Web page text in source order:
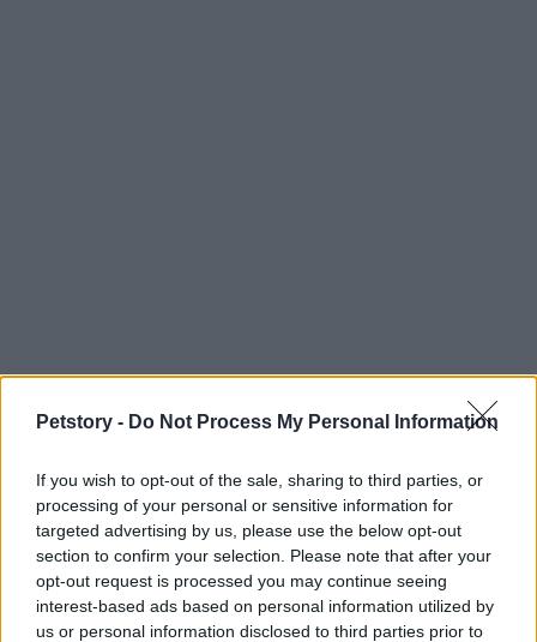
Petstory - Do Not Process My Personal Information
If you wish to opt-out of the sale, sharing to third parties, or
processing of your personal or sensitive information for
targeted advertising by us, please use the below opt-out
section to confirm your selection. Please note that after your
opt-out request is processed you may continue seeing
interest-based ads based on personal information utilized by
us or personal information disclosed to third parties prior to
Staff